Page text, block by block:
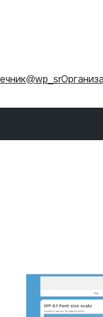
@wp_sr